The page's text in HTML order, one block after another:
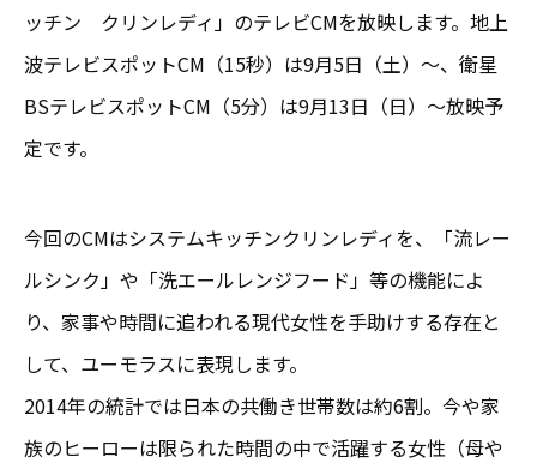
ッチン クリンレディ」のテレビCMを放映します。地上
波テレビスポットCM（15秒）は9月5日（土）～、衛星
BSテレビスポットCM（5分）は9月13日（日）～放映予
定です。
今回のCMはシステムキッチンクリンレディを、「流レー
ルシンク」や「洗エールレンジフード」等の機能によ
り、家事や時間に追われる現代女性を手助けする存在と
して、ユーモラスに表現します。
2014年の統計では日本の共働き世帯数は約6割。今や家
族のヒーローは限られた時間の中で活躍する女性（母や